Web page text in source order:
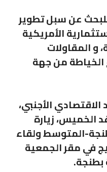
عن سبل تطوير
الأمريكية
و المقاولات
الخياطة من جهة
الأجنبي،
الخميس، زيارة
المتوسط ولقاء
في مقر الجمعية
بطنجة.